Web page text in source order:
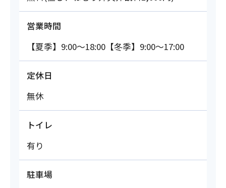
営業時間
【夏季】9:00～18:00【冬季】9:00～17:00
定休日
無休
トイレ
有り
駐車場